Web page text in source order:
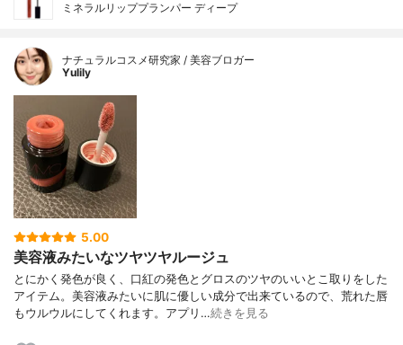
ミネラルリッププランパー ディープ
ナチュラルコスメ研究家 / 美容ブロガー
Yulily
5.00
美容液みたいなツヤツヤルージュ
とにかく発色が良く、口紅の発色とグロスのツヤのいいとこ取りをした
アイテム。美容液みたいに肌に優しい成分で出来ているので、荒れた唇
もウルウルにしてくれます。アプリ…続きを見る